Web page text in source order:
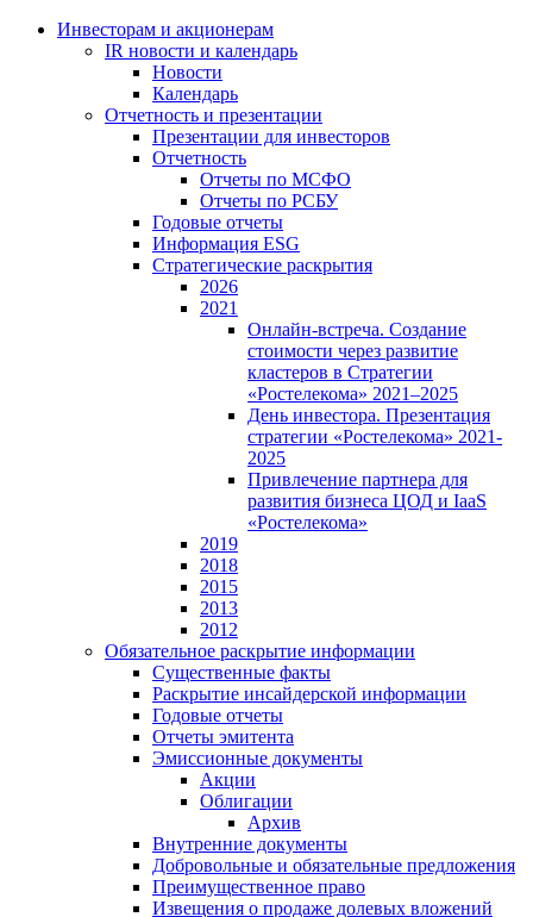
Инвесторам и акционерам
IR новости и календарь
Новости
Календарь
Отчетность и презентации
Презентации для инвесторов
Отчетность
Отчеты по МСФО
Отчеты по РСБУ
Годовые отчеты
Информация ESG
Стратегические раскрытия
2026
2021
Онлайн-встреча. Создание
стоимости через развитие
кластеров в Стратегии
«Ростелекома» 2021–2025
День инвестора. Презентация
стратегии «Ростелекома» 2021-
2025
Привлечение партнера для
развития бизнеса ЦОД и IaaS
«Ростелекома»
2019
2018
2015
2013
2012
Обязательное раскрытие информации
Существенные факты
Раскрытие инсайдерской информации
Годовые отчеты
Отчеты эмитента
Эмиссионные документы
Акции
Облигации
Архив
Внутренние документы
Добровольные и обязательные предложения
Преимущественное право
Извещения о продаже долевых вложений